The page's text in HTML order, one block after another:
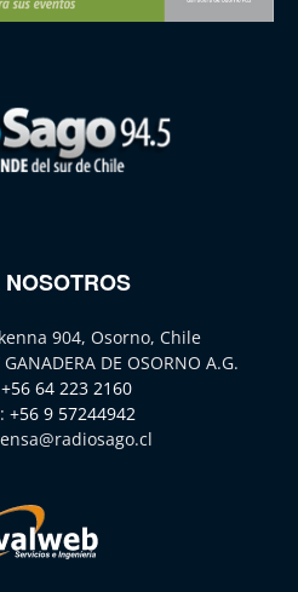
904, Osorno, Chile
DE OSORNO A.G.
+56 64 223 2160
+56 9 57244942